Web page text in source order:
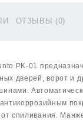
ОТЗЫВЫ (0)
PK-01
дверей, ворот и
спиливания.